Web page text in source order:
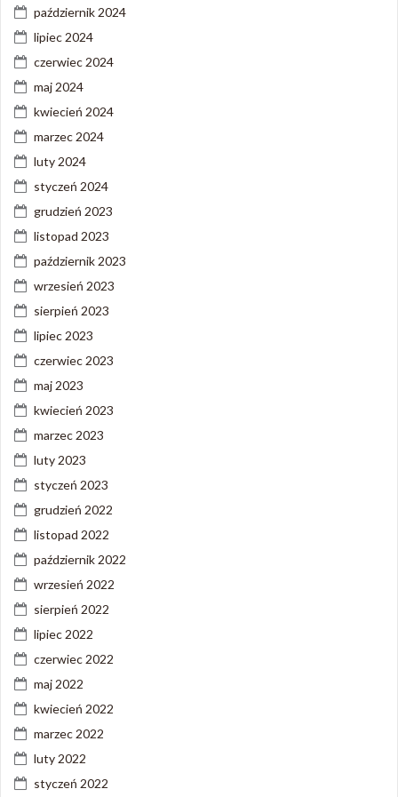
październik 2024
lipiec 2024
czerwiec 2024
maj 2024
kwiecień 2024
marzec 2024
luty 2024
styczeń 2024
grudzień 2023
listopad 2023
październik 2023
wrzesień 2023
sierpień 2023
lipiec 2023
czerwiec 2023
maj 2023
kwiecień 2023
marzec 2023
luty 2023
styczeń 2023
grudzień 2022
listopad 2022
październik 2022
wrzesień 2022
sierpień 2022
lipiec 2022
czerwiec 2022
maj 2022
kwiecień 2022
marzec 2022
luty 2022
styczeń 2022